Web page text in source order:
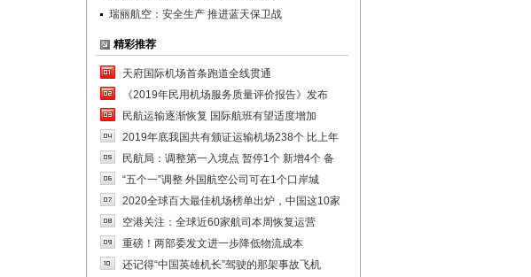
瑞丽航空：安全生产 推进蓝天保卫战
精彩推荐
天府国际机场首条跑道全线贯通
《2019年民用机场服务质量评价报告》发布
民航运输逐渐恢复 国际航班有望适度增加
2019年底我国共有颁证运输机场238个 比上年
民航局：调整第一入境点 暂停1个 新增4个 备
“五个一”调整 外国航空公司可在1个口岸城
2020全球百大最佳机场榜单出炉，中国这10家
空港关注：全球近60家航司本周恢复运营
重磅！两部委发文进一步降低物流成本
还记得“中国英雄机长”驾驶的那架事故飞机